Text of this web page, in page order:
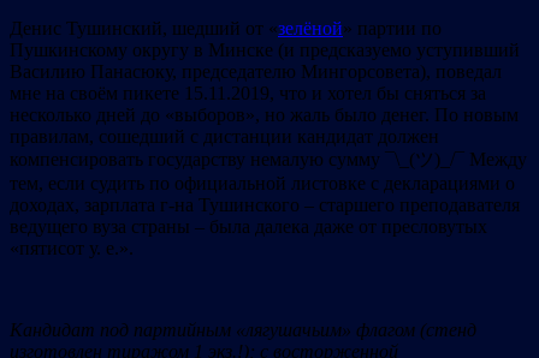
Денис Тушинский, шедший от «зелёной» партии по
Пушкинскому округу в Минске (и предсказуемо уступивший
Василию Панасюку, председателю Мингорсовета), поведал
мне на своём пикете 15.11.2019, что и хотел бы сняться за
несколько дней до «выборов», но жаль было денег. По новым
правилам, сошедший с дистанции кандидат должен
компенсировать государству немалую сумму ¯\_(ツ)_/¯ Между
тем, если судить по официальной листовке с декларациями о
доходах, зарплата г-на Тушинского – старшего преподавателя
ведущего вуза страны – была далека даже от пресловутых
«пятисот у. е.».
Кандидат под партийным «лягушачьим» флагом (стенд
изготовлен тиражом 1 экз.!); с восторженной